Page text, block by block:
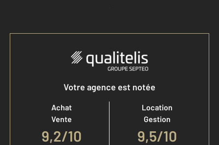
Accéder à mon compte
Votre agence est notée
Achat
Vente
9,2/10
Location
Gestion
9,5/10